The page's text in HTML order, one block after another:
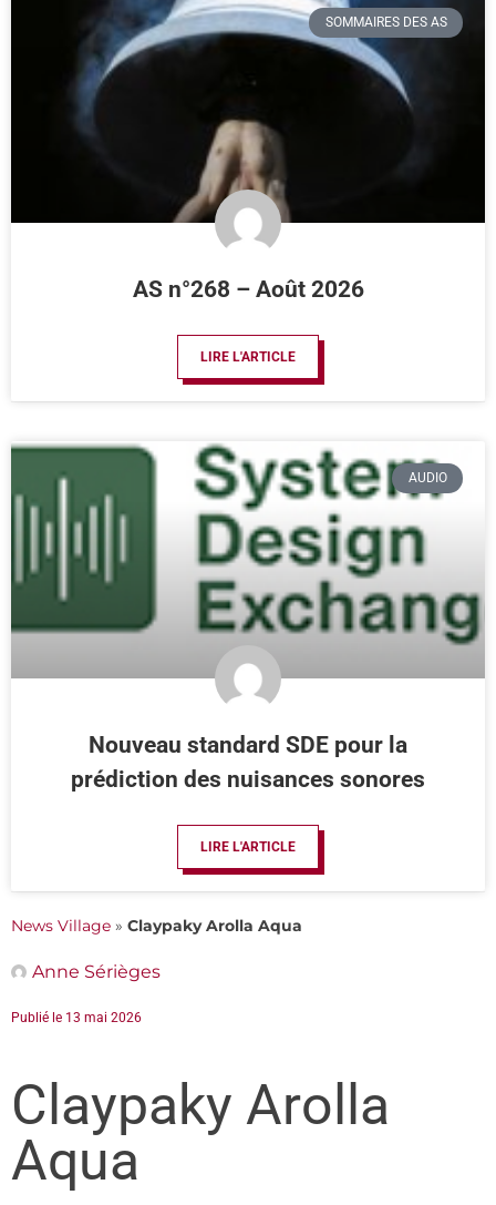
SOMMAIRES DES AS
AS n°268 – Août 2026
LIRE L'ARTICLE
AUDIO
Nouveau standard SDE pour la
prédiction des nuisances sonores
LIRE L'ARTICLE
News Village » Claypaky Arolla Aqua
Anne Sérièges
Publié le 13 mai 2026
Claypaky Arolla
Aqua